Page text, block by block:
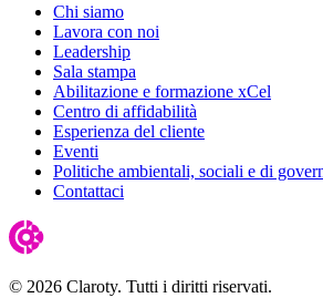
Chi siamo
Lavora con noi
Leadership
Sala stampa
Abilitazione e formazione xCel
Centro di affidabilità
Esperienza del cliente
Eventi
Politiche ambientali, sociali e di
Contattaci
© 2026 Claroty. Tutti i diritti riservati.